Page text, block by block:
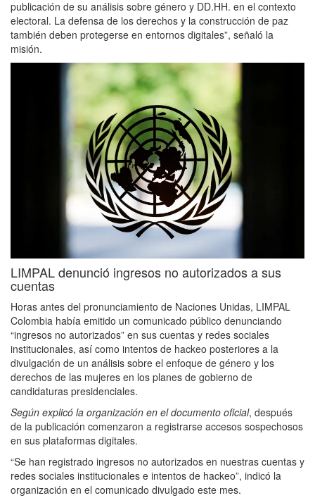
publicación de su análisis sobre género y DD.HH. en el contexto
electoral. La defensa de los derechos y la construcción de paz
también deben protegerse en entornos digitales”, señaló la
misión.
LIMPAL denunció ingresos no autorizados a sus
cuentas
Horas antes del pronunciamiento de Naciones Unidas, LIMPAL
Colombia había emitido un comunicado público denunciando
“ingresos no autorizados” en sus cuentas y redes sociales
institucionales, así como intentos de hackeo posteriores a la
divulgación de un análisis sobre el enfoque de género y los
derechos de las mujeres en los planes de gobierno de
candidaturas presidenciales.
Según explicó la organización en el documento oficial, después
de la publicación comenzaron a registrarse accesos sospechosos
en sus plataformas digitales.
“Se han registrado ingresos no autorizados en nuestras cuentas y
redes sociales institucionales e intentos de hackeo”, indicó la
organización en el comunicado divulgado este mes.